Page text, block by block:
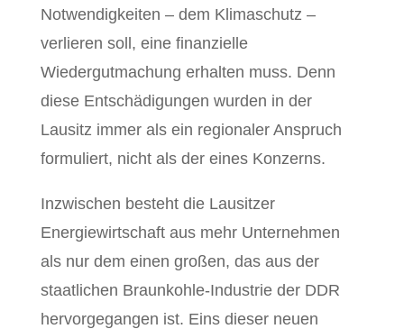
Notwendigkeiten – dem Klimaschutz –
verlieren soll, eine finanzielle
Wiedergutmachung erhalten muss. Denn
diese Entschädigungen wurden in der
Lausitz immer als ein regionaler Anspruch
formuliert, nicht als der eines Konzerns.
Inzwischen besteht die Lausitzer
Energiewirtschaft aus mehr Unternehmen
als nur dem einen großen, das aus der
staatlichen Braunkohle-Industrie der DDR
hervorgegangen ist. Eins dieser neuen